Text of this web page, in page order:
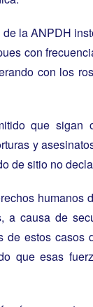
la ANPDH
con
con los
que sigan
y
de sitio no
humanos
a causa de
de estos
que esas